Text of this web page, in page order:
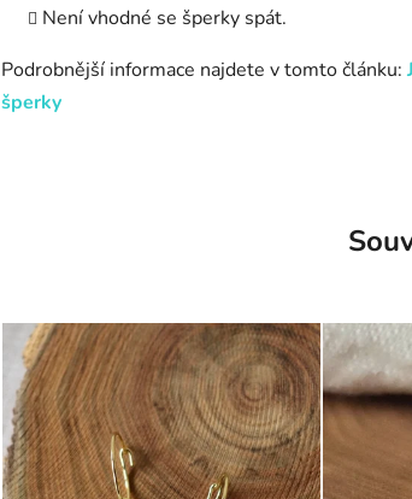
Není vhodné se šperky spát.
Podrobnější informace najdete v tomto článku:
šperky